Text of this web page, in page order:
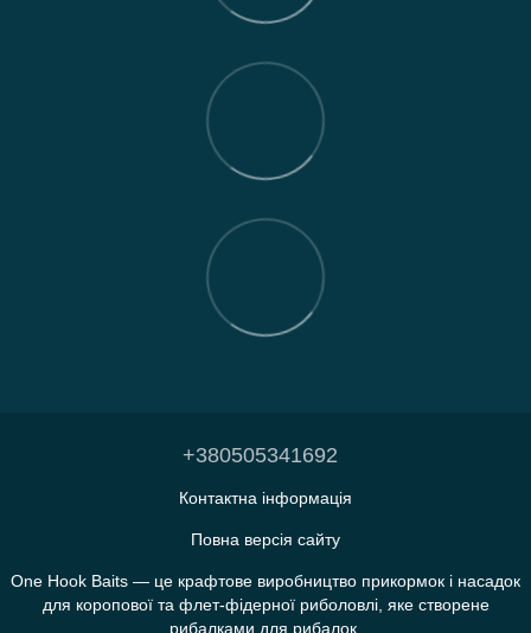
+380505341692
Контактна інформація
Повна версія сайту
One Hook Baits — це крафтове виробництво прикормок і насадок
для коропової та флет-фідерної риболовлі, яке створене
рибалками для рибалок.